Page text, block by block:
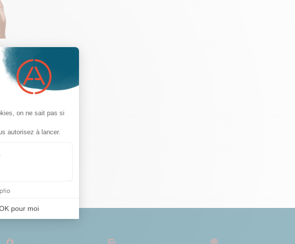
:
?
hauteur
des
de...Lire la